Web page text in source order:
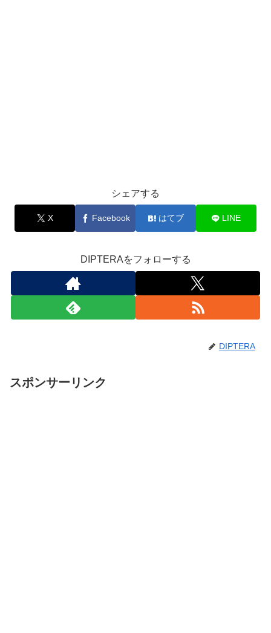
シェアする
X Facebook はてブ LINE
DIPTERAをフォローする
DIPTERA
スポンサーリンク